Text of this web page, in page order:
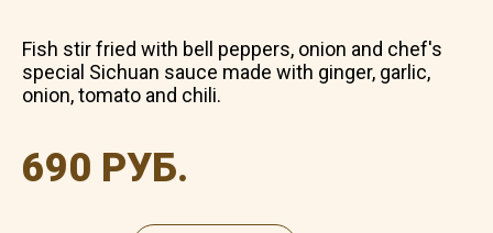
Fish stir fried with bell peppers, onion and chef's
special Sichuan sauce made with ginger, garlic,
onion, tomato and chili.
690 РУБ.